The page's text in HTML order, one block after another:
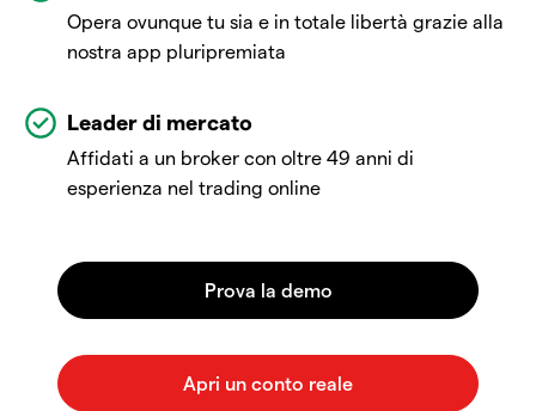
Opera ovunque tu sia e in totale libertà grazie alla
nostra app pluripremiata
Leader di mercato
Affidati a un broker con oltre 49 anni di
esperienza nel trading online